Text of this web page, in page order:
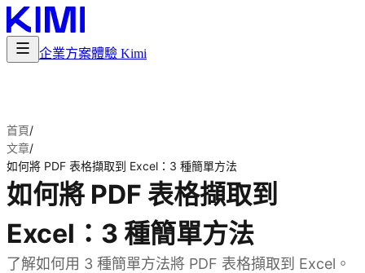
企業方案體驗 Kimi
首頁/
文章/
如何將 PDF 表格擷取到 Excel：3 種簡單方法
如何將 PDF 表格擷取到
Excel：3 種簡單方法
了解如何用 3 種簡單方法將 PDF 表格擷取到 Excel。